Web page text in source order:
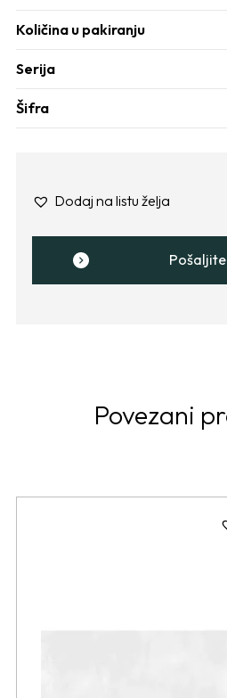
Količina u pakiranju
Serija
Šifra
Dodaj na listu želja
Povezani